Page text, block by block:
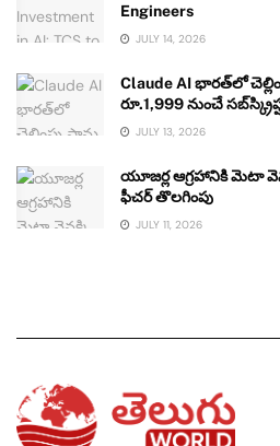
Engineers
JULY 14, 2026
Claude AI భారత్‌లో
రూ.1,999 నుంచే
JULY 13, 2026
యూజర్ల ఆగ్రహానికి మెటా
ఫీచర్ తొలగింపు
JULY 11, 2026